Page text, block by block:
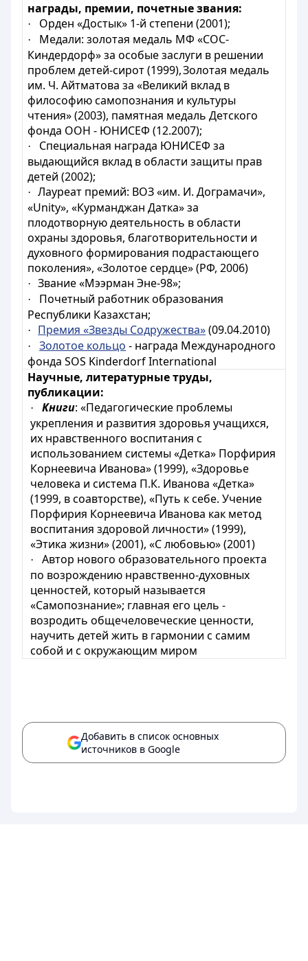
награды, премии, почетные звания:
· Орден «Достык» 1-й степени (2001);
·
Медали: золотая медаль МФ «СОС-
Киндердорф» за особые заслуги в решении
проблем детей-сирот (1999),Золотая медаль
им. Ч. Айтматова за «Великий вклад в
философию самопознания и культуры
чтения» (2003), памятная медаль Детского
фонда ООН - ЮНИСЕФ (12.2007);
·
Специальная награда ЮНИСЕФ за
выдающийся вклад в области защиты прав
детей (2002);
·
Лауреат премий: ВОЗ «им. И. Дограмачи»,
«Unity», «Курманджан Датка» за
плодотворную деятельность в области
охраны здоровья, благотворительности и
духовного формирования подрастающего
поколения», «Золотое сердце» (РФ, 2006)
· Звание «Мээрман Эне-98»;
·
Почетный работник образования
Республики Казахстан;
· Премия «Звезды Содружества»(09.04.2010)
· Золотое кольцо - награда Международного
фонда SOS Kinderdorf International
Научные, литературные труды,
публикации:
· Книги: «Педагогические проблемы
укрепления и развития здоровья учащихся,
их нравственного воспитания с
использованием системы «Детка» Порфирия
Корнеевича Иванова» (1999), «Здоровье
человека и система П.К. Иванова «Детка»
(1999, в соавторстве), «Путь к себе. Учение
Порфирия Корнеевича Иванова как метод
воспитания здоровой личности» (1999),
«Этика жизни» (2001), «С любовью» (2001)
·
Автор нового образовательного проекта
по возрождению нравственно-духовных
ценностей, который называется
«Самопознание»; главная его цель -
возродить общечеловеческие ценности,
научить детей жить в гармонии с самим
собой и с окружающим миром
Добавить в список основных
источников в Google